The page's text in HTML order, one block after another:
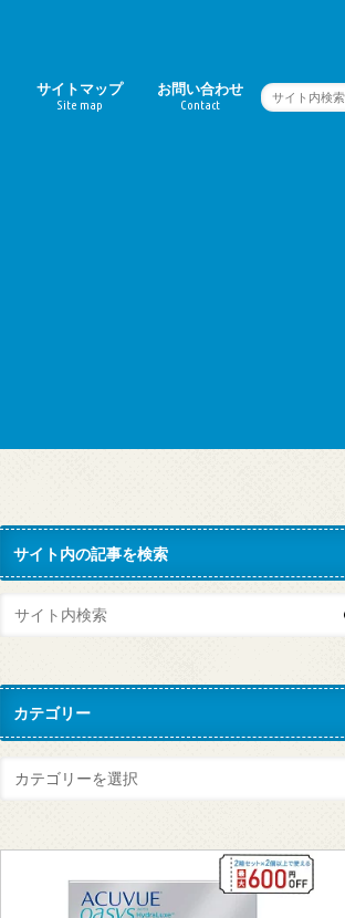
サイトマップ
Site map
お問い合わせ
Contact
サイト内の記事を検索
カテゴリー